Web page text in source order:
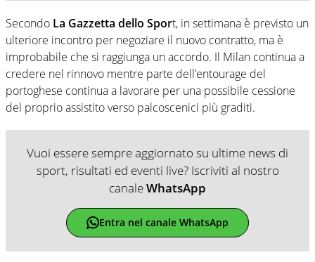
Secondo La Gazzetta dello Sport, in settimana è previsto un
ulteriore incontro per negoziare il nuovo contratto, ma è
improbabile che si raggiunga un accordo. Il Milan continua a
credere nel rinnovo mentre parte dell’entourage del
portoghese continua a lavorare per una possibile cessione
del proprio assistito verso palcoscenici più graditi.
Vuoi essere sempre aggiornato su ultime news di
sport, risultati ed eventi live? Iscriviti al nostro
canaleWhatsApp
Entra nel canale WhatsApp